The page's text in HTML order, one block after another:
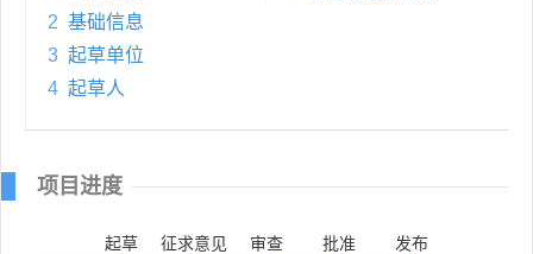
2 基础信息
3 起草单位
4 起草人
项目进度
起草 征求意见 审查 批准 发布